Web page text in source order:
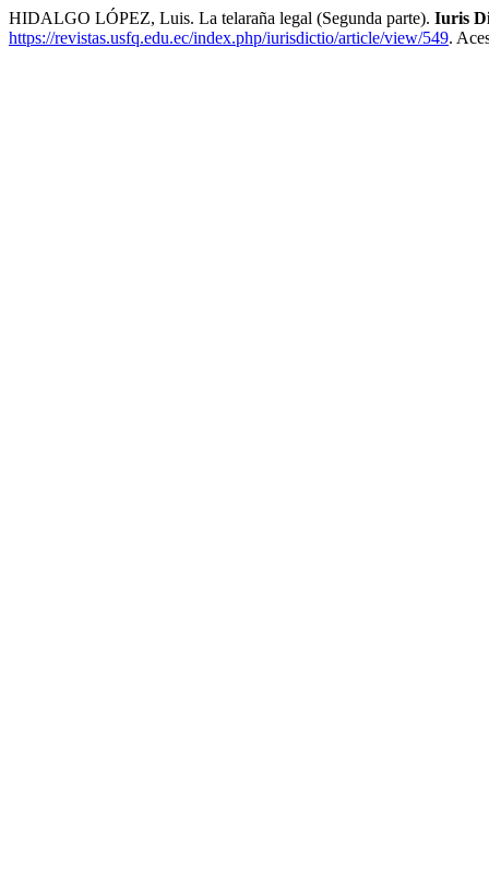
HIDALGO LÓPEZ, Luis. La telaraña legal (Segunda parte). Iuris
https://revistas.usfq.edu.ec/index.php/iurisdictio/article/view/549.